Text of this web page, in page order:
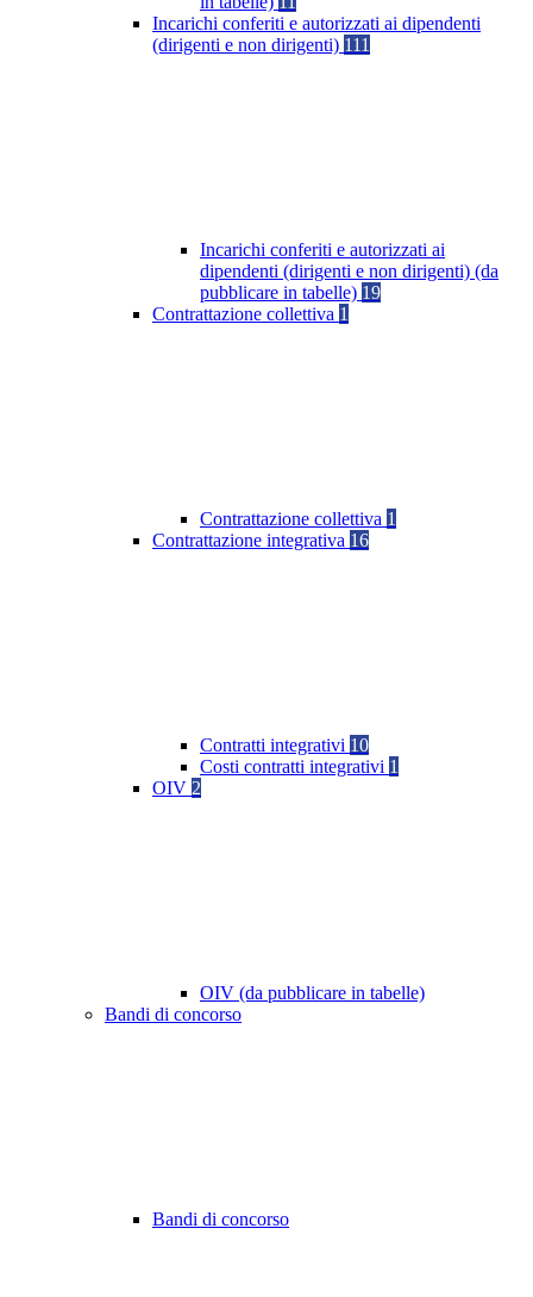
Incarichi conferiti e autorizzati ai dipendenti
(dirigenti e non dirigenti) 111
Incarichi conferiti e autorizzati ai
dipendenti (dirigenti e non dirigenti) (da
pubblicare in tabelle) 19
Contrattazione collettiva 1
Contrattazione collettiva 1
Contrattazione integrativa 16
Contratti integrativi 10
Costi contratti integrativi 1
OIV 2
OIV (da pubblicare in tabelle)
Bandi di concorso
Bandi di concorso